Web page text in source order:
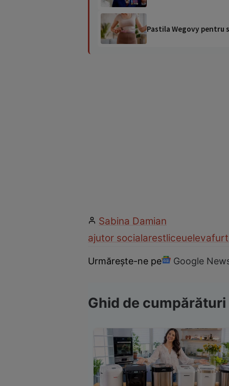
Pastila Wegovy pentru
Sabina Damian
ajutor socialarestliceueleva
Urmărește-ne pe Google
Ghid de cumpărături